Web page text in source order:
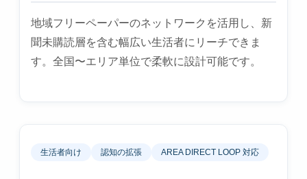
地域フリーペーパーのネットワークを活用し、新
聞未購読層を含む幅広い生活者にリーチできま
す。全国〜エリア単位で柔軟に設計可能です。
生活者向け 認知の拡張 AREA DIRECT LOOP 対応